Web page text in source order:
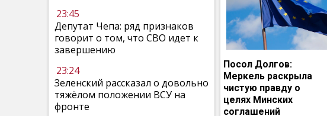
23:45
Депутат Чепа: ряд признаков
говорит о том, что СВО идет к
завершению
23:24
Зеленский рассказал о довольно
тяжёлом положении ВСУ на
фронте
Посол Долгов:
Меркель раскрыла
чистую правду о
целях Минских
соглашений